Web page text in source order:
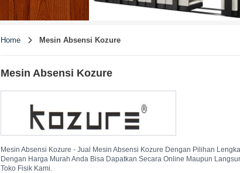
Home Mesin Absensi Kozure
Mesin Absensi Kozure
Mesin Absensi Kozure - Jual Mesin Absensi Kozure Dengan Pilihan
Dengan Harga Murah Anda Bisa Dapatkan Secara Online Maupun
Toko Fisik Kami.